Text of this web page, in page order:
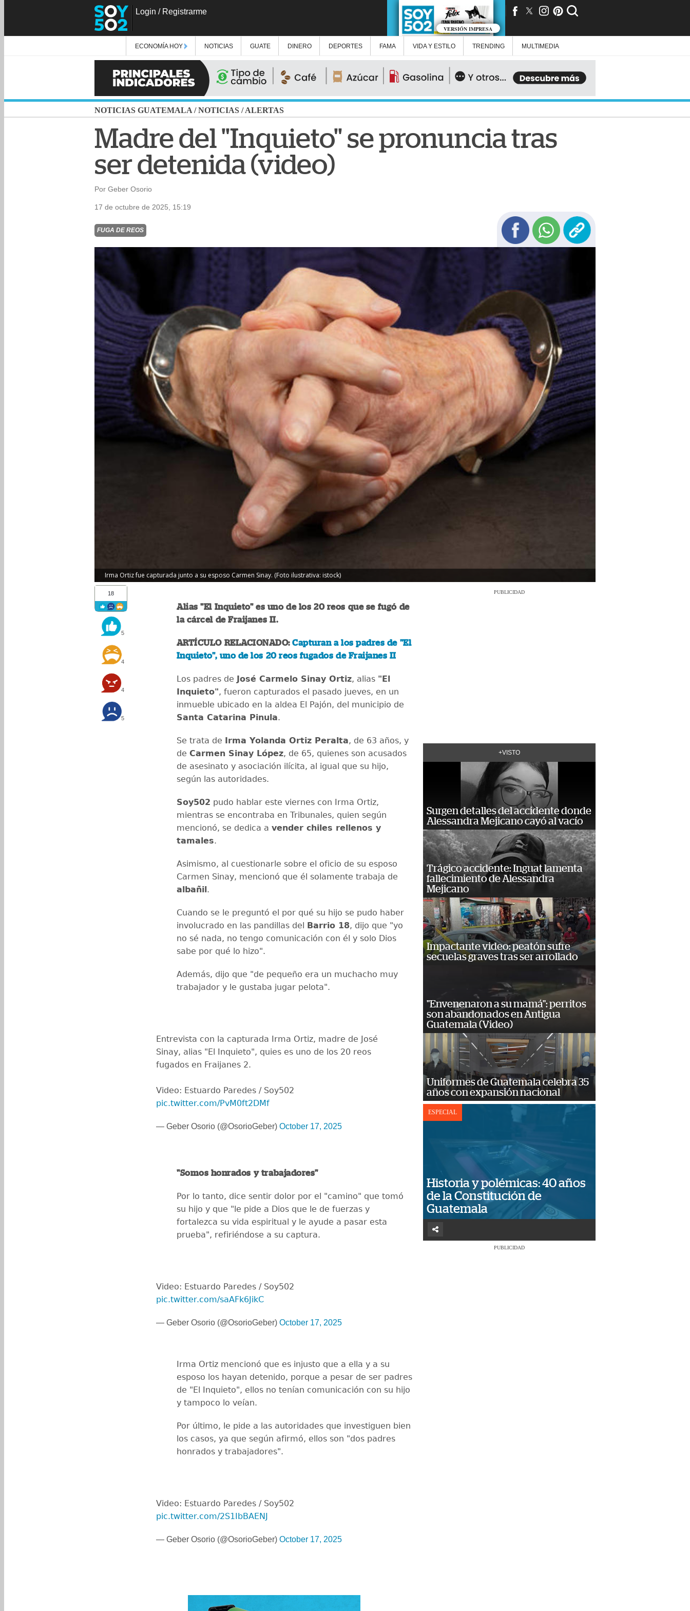
Login / Registrarme
VERSIÓN IMPRESA
ECONOMÍA HOY NOTICIAS GUATE DINERO DEPORTES FAMA VIDA Y ESTILO TRENDING MULTIMEDIA
NOTICIAS GUATEMALA /NOTICIAS /ALERTAS
Madre del "Inquieto" se pronuncia tras
ser detenida (video)
Por Geber Osorio
17 de octubre de 2025, 15:19
FUGA DE REOS
Irma Ortiz fue capturada junto a su esposo Carmen Sinay. (Foto ilustrativa: istock)
18
5
4
4
5
Alias "El Inquieto" es uno de los 20 reos que se fugó de
la cárcel de Fraijanes II.
ARTÍCULO RELACIONADO:Capturan a los padres de "El
Inquieto", uno de los 20 reos fugados de Fraijanes II
Los padres de José Carmelo Sinay Ortiz, alias "El
Inquieto", fueron capturados el pasado jueves, en un
inmueble ubicado en la aldea El Pajón, del municipio de
Santa Catarina Pinula.
Se trata de Irma Yolanda Ortiz Peralta, de 63 años, y
de Carmen Sinay López, de 65, quienes son acusados
de asesinato y asociación ilícita, al igual que su hijo,
según las autoridades.
Soy502 pudo hablar este viernes con Irma Ortiz,
mientras se encontraba en Tribunales, quien según
mencionó, se dedica a vender chiles rellenos y
tamales.
Asimismo, al cuestionarle sobre el oficio de su esposo
Carmen Sinay, mencionó que él solamente trabaja de
albañil.
Cuando se le preguntó el por qué su hijo se pudo haber
involucrado en las pandillas del Barrio 18, dijo que "yo
no sé nada, no tengo comunicación con él y solo Dios
sabe por qué lo hizo".
Además, dijo que "de pequeño era un muchacho muy
trabajador y le gustaba jugar pelota".
Entrevista con la capturada Irma Ortiz, madre de José
Sinay, alias "El Inquieto", quies es uno de los 20 reos
fugados en Fraijanes 2.
Video: Estuardo Paredes / Soy502
pic.twitter.com/PvM0ft2DMf
— Geber Osorio (@OsorioGeber) October 17, 2025
"Somos honrados y trabajadores"
Por lo tanto, dice sentir dolor por el "camino" que tomó
su hijo y que "le pide a Dios que le de fuerzas y
fortalezca su vida espiritual y le ayude a pasar esta
prueba", refiriéndose a su captura.
Video: Estuardo Paredes / Soy502
pic.twitter.com/saAFk6JikC
— Geber Osorio (@OsorioGeber) October 17, 2025
Irma Ortiz mencionó que es injusto que a ella y a su
esposo los hayan detenido, porque a pesar de ser padres
de "El Inquieto", ellos no tenían comunicación con su hijo
y tampoco lo veían.
Por último, le pide a las autoridades que investiguen bien
los casos, ya que según afirmó, ellos son "dos padres
honrados y trabajadores".
Video: Estuardo Paredes / Soy502
pic.twitter.com/2S1IbBAENJ
— Geber Osorio (@OsorioGeber) October 17, 2025
PUBLICIDAD
+VISTO
Surgen detalles del accidente donde
Alessandra Mejicano cayó al vacío
Trágico accidente: Inguat lamenta
fallecimiento de Alessandra
Mejicano
Impactante video: peatón sufre
secuelas graves tras ser arrollado
"Envenenaron a su mamá": perritos
son abandonados en Antigua
Guatemala (Video)
Uniformes de Guatemala celebra 35
años con expansión nacional
ESPECIAL
Historia y polémicas: 40 años
de la Constitución de
Guatemala
PUBLICIDAD